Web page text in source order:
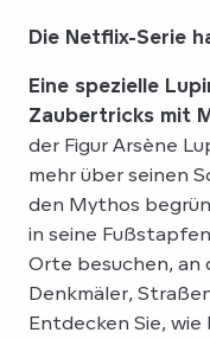
Die Netflix-Serie
Eine spezielle
Zaubertricks mit
der Figur Arsène
mehr über seinen
den Mythos
in seine
Orte besuchen, an
Denkmäler,
Entdecken Sie,